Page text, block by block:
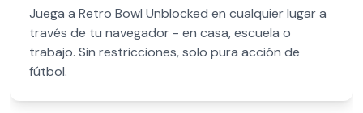
Juega a Retro Bowl Unblocked en cualquier lugar a
través de tu navegador - en casa, escuela o
trabajo. Sin restricciones, solo pura acción de
fútbol.